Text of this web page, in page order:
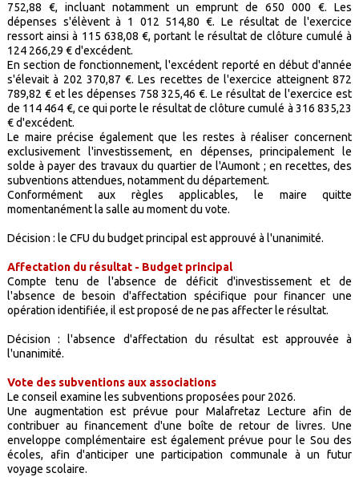
752,88 €, incluant notamment un emprunt de 650 000 €. Les
dépenses s'élèvent à 1 012 514,80 €. Le résultat de l'exercice
ressort ainsi à 115 638,08 €, portant le résultat de clôture cumulé à
124 266,29 € d'excédent.
En section de fonctionnement, l'excédent reporté en début d'année
s'élevait à 202 370,87 €. Les recettes de l'exercice atteignent 872
789,82 € et les dépenses 758 325,46 €. Le résultat de l'exercice est
de 114 464 €, ce qui porte le résultat de clôture cumulé à 316 835,23
€ d'excédent.
Le maire précise également que les restes à réaliser concernent
exclusivement l'investissement, en dépenses, principalement le
solde à payer des travaux du quartier de l'Aumont ; en recettes, des
subventions attendues, notamment du département.
Conformément aux règles applicables, le maire quitte
momentanément la salle au moment du vote.
Décision : le CFU du budget principal est approuvé à l'unanimité.
Affectation du résultat - Budget principal
Compte tenu de l'absence de déficit d'investissement et de
l'absence de besoin d'affectation spécifique pour financer une
opération identifiée, il est proposé de ne pas affecter le résultat.
Décision : l'absence d'affectation du résultat est approuvée à
l'unanimité.
Vote des subventions aux associations
Le conseil examine les subventions proposées pour 2026.
Une augmentation est prévue pour Malafretaz Lecture afin de
contribuer au financement d'une boîte de retour de livres. Une
enveloppe complémentaire est également prévue pour le Sou des
écoles, afin d'anticiper une participation communale à un futur
voyage scolaire.